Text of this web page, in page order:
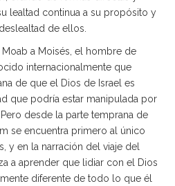
lealtad continua a su propósito y
de ellos.
Moab a Moisés, el hombre de
internacionalmente que
de que el Dios de Israel es
que podría estar manipulada por
desde la parte temprana de
se encuentra primero al único
y en la narración del viaje del
a aprender que lidiar con el Dios
diferente de todo lo que él